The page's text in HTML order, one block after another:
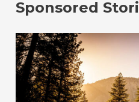
Sponsored